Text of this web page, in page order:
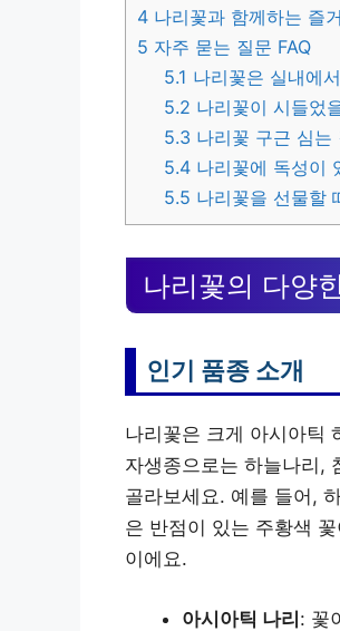
4 나리꽃과 함께하는 즐
5 자주 묻는 질문 FAQ
5.1 나리꽃은 실내에
5.2 나리꽃이 시들었
5.3 나리꽃 구근 심는
5.4 나리꽃에 독성이
5.5 나리꽃을 선물할
나리꽃의 다양
인기 품종 소개
나리꽃은 크게 아시아틱
자생종으로는 하늘나리,
골라보세요. 예를 들어,
은 반점이 있는 주황색
이에요.
아시아틱 나리: 꽃